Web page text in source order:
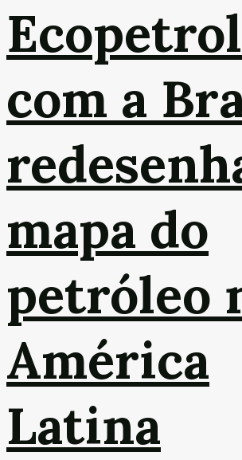
com a
mapa do
petróleo
América
Latina